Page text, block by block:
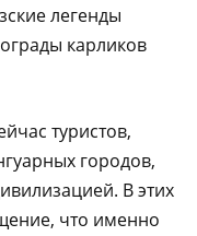
легенды
карликов
туристов,
городов,
В этих
что именно